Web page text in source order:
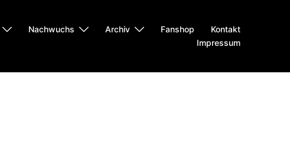
Nachwuchs Archiv Fanshop
Kontakt
Impressum